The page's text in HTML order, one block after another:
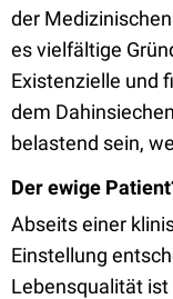
der
es vielfältige
Existenzielle und
dem
belastend sein,
Der ewige
Abseits einer
Einstellung
Lebensqualität